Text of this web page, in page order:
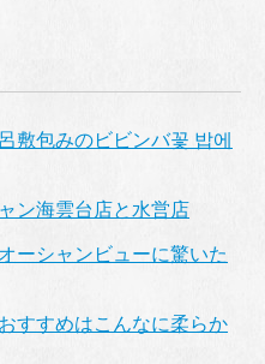
敷包みのビビンバ꽃 밥에
ン海雲台店と水営店
ーシャンビューに驚いた
すすめはこんなに柔らか